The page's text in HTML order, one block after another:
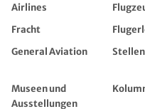
Airlines
Fracht
General Aviation
Stellen
Museen und
Ausstellungen